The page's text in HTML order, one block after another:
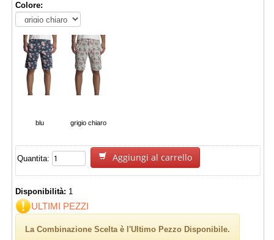
Colore:
blu grigio chiaro
Quantita: Aggiungi al carrello
Disponibilità: 1
ULTIMI PEZZI
La Combinazione Scelta è l'Ultimo Pezzo Disponibile.